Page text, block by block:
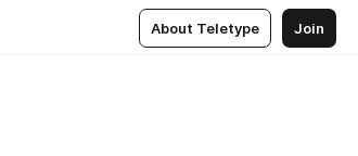
About Teletype Join